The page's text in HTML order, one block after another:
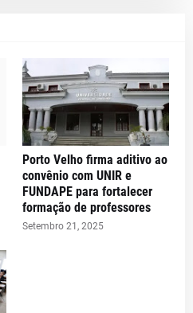
Porto Velho firma aditivo ao
convênio com UNIR e
FUNDAPE para fortalecer
formação de professores
Setembro 21, 2025